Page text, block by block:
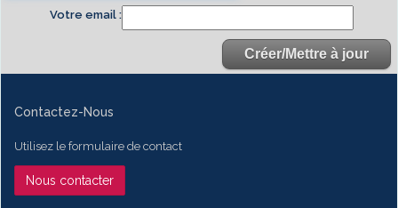
Votre email
Contactez-Nous
Utilisez le formulaire de contact
Nous contacter